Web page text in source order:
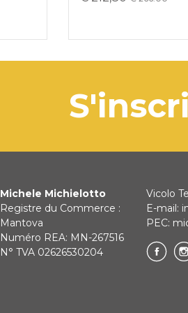
Michele Michielotto
Registre du Commerce :
Mantova
Numéro REA: MN-267516
N° TVA 02626530204
Vicolo
E-mail:
PEC: